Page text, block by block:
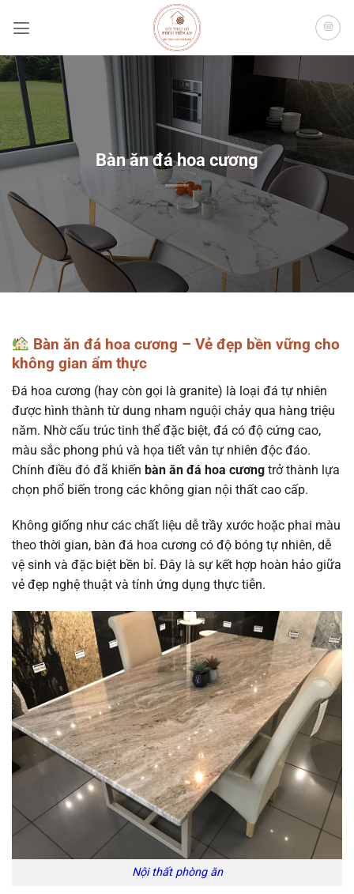
qua
dung
Bàn ăn đá hoa cương
Bàn ăn đá hoa cương – Vẻ đẹp bền vững cho
không gian ẩm thực
Đá hoa cương (hay còn gọi là granite) là loại đá tự nhiên
được hình thành từ dung nham nguội chảy qua hàng triệu
năm. Nhờ cấu trúc tinh thể đặc biệt, đá có độ cứng cao,
màu sắc phong phú và họa tiết vân tự nhiên độc đáo.
Chính điều đó đã khiến bàn ăn đá hoa cương trở thành lựa
chọn phổ biến trong các không gian nội thất cao cấp.
Không giống như các chất liệu dễ trầy xước hoặc phai màu
theo thời gian, bàn đá hoa cương có độ bóng tự nhiên, dễ
vệ sinh và đặc biệt bền bỉ. Đây là sự kết hợp hoàn hảo giữa
vẻ đẹp nghệ thuật và tính ứng dụng thực tiễn.
Nội thất phòng ăn